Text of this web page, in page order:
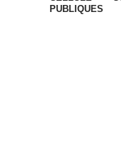
PUBLIQUES